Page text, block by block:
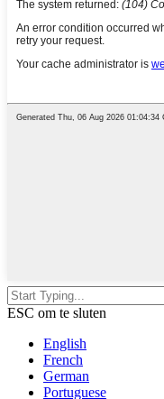
ESC om te sluten
English
French
German
Portuguese